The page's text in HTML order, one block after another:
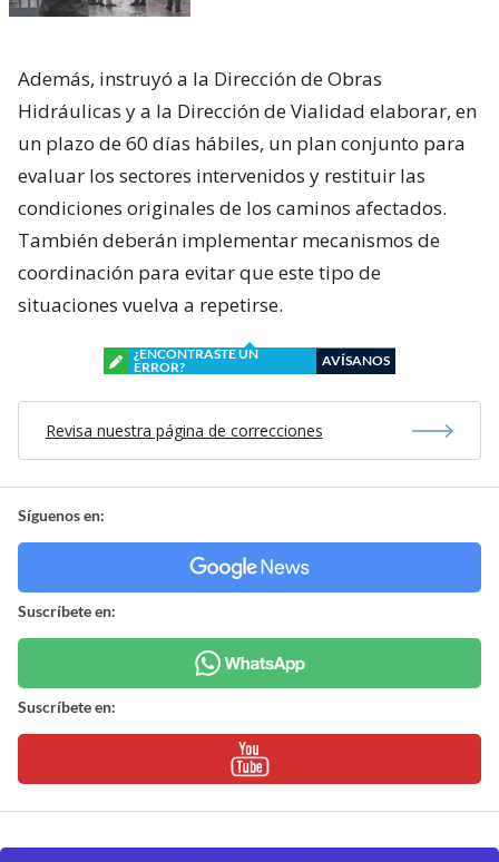
Además, instruyó a la Dirección de Obras
Hidráulicas y a la Dirección de Vialidad elaborar, en
un plazo de 60 días hábiles, un plan conjunto para
evaluar los sectores intervenidos y restituir las
condiciones originales de los caminos afectados.
También deberán implementar mecanismos de
coordinación para evitar que este tipo de
situaciones vuelva a repetirse.
¿ENCONTRASTE UN
ERROR?
AVÍSANOS
Revisa nuestra página de correcciones
Síguenos en:
Suscríbete en:
Suscríbete en: